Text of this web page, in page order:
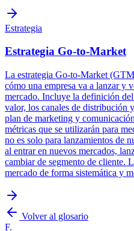
Estrategia
Estrategia Go-to-Market
La estrategia Go-to-Market
cómo una empresa va a lanzar y
mercado. Incluye la definición
valor, los canales de distribución
plan de marketing y
métricas que se utilizarán para
no es solo para lanzamientos de
al entrar en nuevos mercados,
cambiar de segmento de cliente.
mercado de forma sistemática y
Volver al glosario
F.